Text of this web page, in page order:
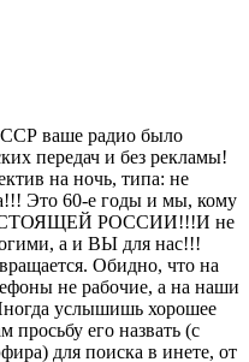
ваше радио было
передач и без рекламы!
на ночь, типа: не
Это 60-е годы и мы, кому
РОССИИ!!!И не
а и ВЫ для нас!!!
Обидно, что на
не рабочие, а на наши
услышишь хорошее
его назвать (с
для поиска в инете, от